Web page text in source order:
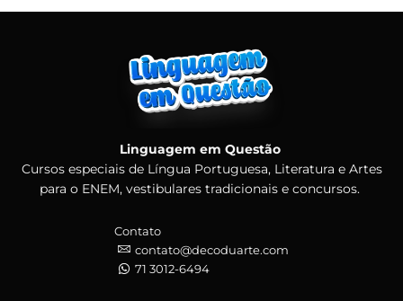
Linguagem em Questão
Cursos especiais de Língua Portuguesa, Literatura e Artes
para o ENEM, vestibulares tradicionais e concursos.
Contato
contato@decoduarte.com
71 3012-6494